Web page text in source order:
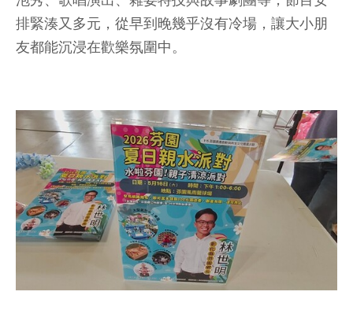
排緊湊又多元，從早到晚幾乎沒有冷場，讓大小朋
友都能沉浸在歡樂氛圍中。